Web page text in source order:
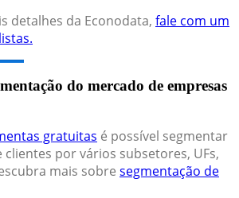
detalhes da Econodata, fale com um
do mercado de empresas
gratuitas é possível segmentar
clientes por vários subsetores, UFs,
mais sobre segmentação de